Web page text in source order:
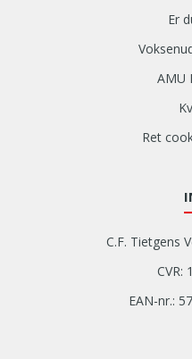
Er
AMU
Ret
C.F. Tietgens
CVR:
EAN-nr.: